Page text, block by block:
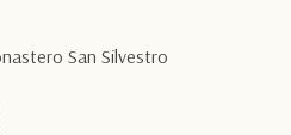
San Silvestro